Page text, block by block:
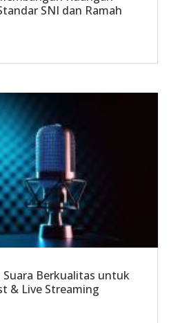
SNI dan Ramah
Suara Berkualitas untuk
& Live Streaming